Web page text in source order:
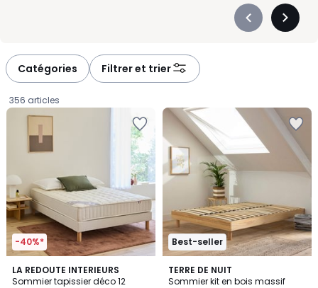
Précédent
Catégories Filtrer et trier
356 articles
-40%*
LA REDOUTE INTERIEURS
Sommier tapissier déco 12
4,4
/ 5
Best-seller
TERRE DE NUIT
Sommier kit en bois massif
4,2
/ 5
5
Couleurs